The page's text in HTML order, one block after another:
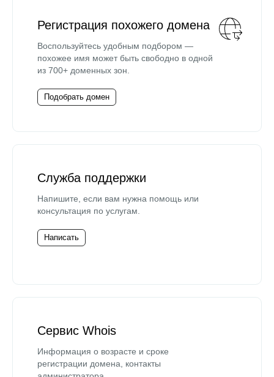
Регистрация похожего домена
Воспользуйтесь удобным подбором —
похожее имя может быть свободно в одной
из 700+ доменных зон.
Подобрать домен
Служба поддержки
Напишите, если вам нужна помощь или
консультация по услугам.
Написать
Сервис Whois
Информация о возрасте и сроке
регистрации домена, контакты